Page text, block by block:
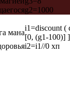
g2=1000
мана
i1=discount (
[0, (g1-100)]
i2=i1//0 хп